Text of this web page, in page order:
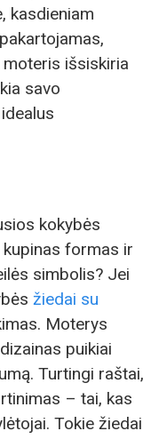
kasdieniam
išsiskiria
savo
kokybės
formas ir
simbolis? Jei
žiedai su
Moterys
puikiai
Turtingi raštai,
– tai, kas
Tokie žiedai